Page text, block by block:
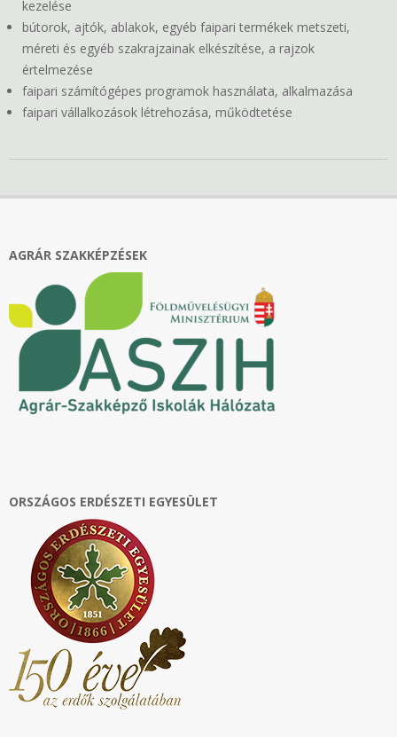
kezelése
bútorok, ajtók, ablakok, egyéb faipari termékek metszeti,
méreti és egyéb szakrajzainak elkészítése, a rajzok
értelmezése
faipari számítógépes programok használata, alkalmazása
faipari vállalkozások létrehozása, működtetése
AGRÁR SZAKKÉPZÉSEK
ORSZÁGOS ERDÉSZETI EGYESÜLET